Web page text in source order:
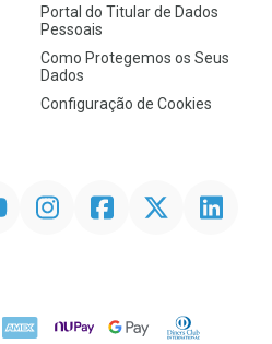
Portal do Titular de Dados
Pessoais
Como Protegemos os Seus
Dados
Configuração de Cookies
InstagramFacebookTwitter Linkedin
AMEX NuPay Google PayDiners Club